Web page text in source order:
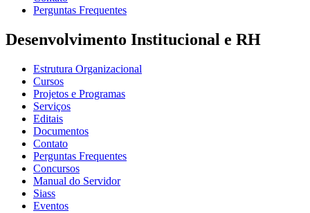
Perguntas Frequentes
Desenvolvimento Institucional e RH
Estrutura Organizacional
Cursos
Projetos e Programas
Serviços
Editais
Documentos
Contato
Perguntas Frequentes
Concursos
Manual do Servidor
Siass
Eventos